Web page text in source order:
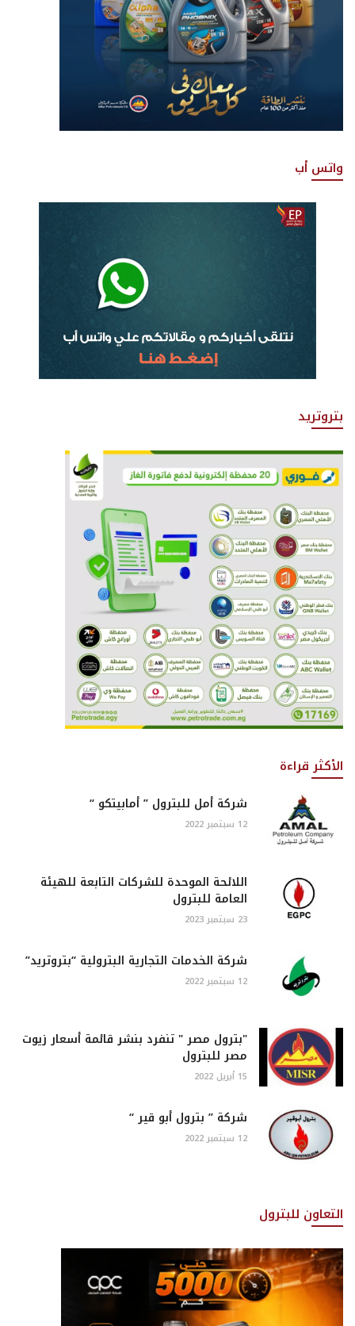
واتس أب
بتروتريد
الأكثر قراءة
شركة أمل للبترول ” أمابيتكو “
12 سبتمبر 2022
اللائحة الموحدة للشركات التابعة للهيئة
العامة للبترول
23 سبتمبر 2023
شركة الخدمات التجارية البترولية “بتروتريد”
12 سبتمبر 2022
"بترول مصر " تنفرد بنشر قائمة أسعار زيوت
مصر للبترول
15 أبريل 2022
شركة ” بترول أبو قير “
12 سبتمبر 2022
التعاون للبترول